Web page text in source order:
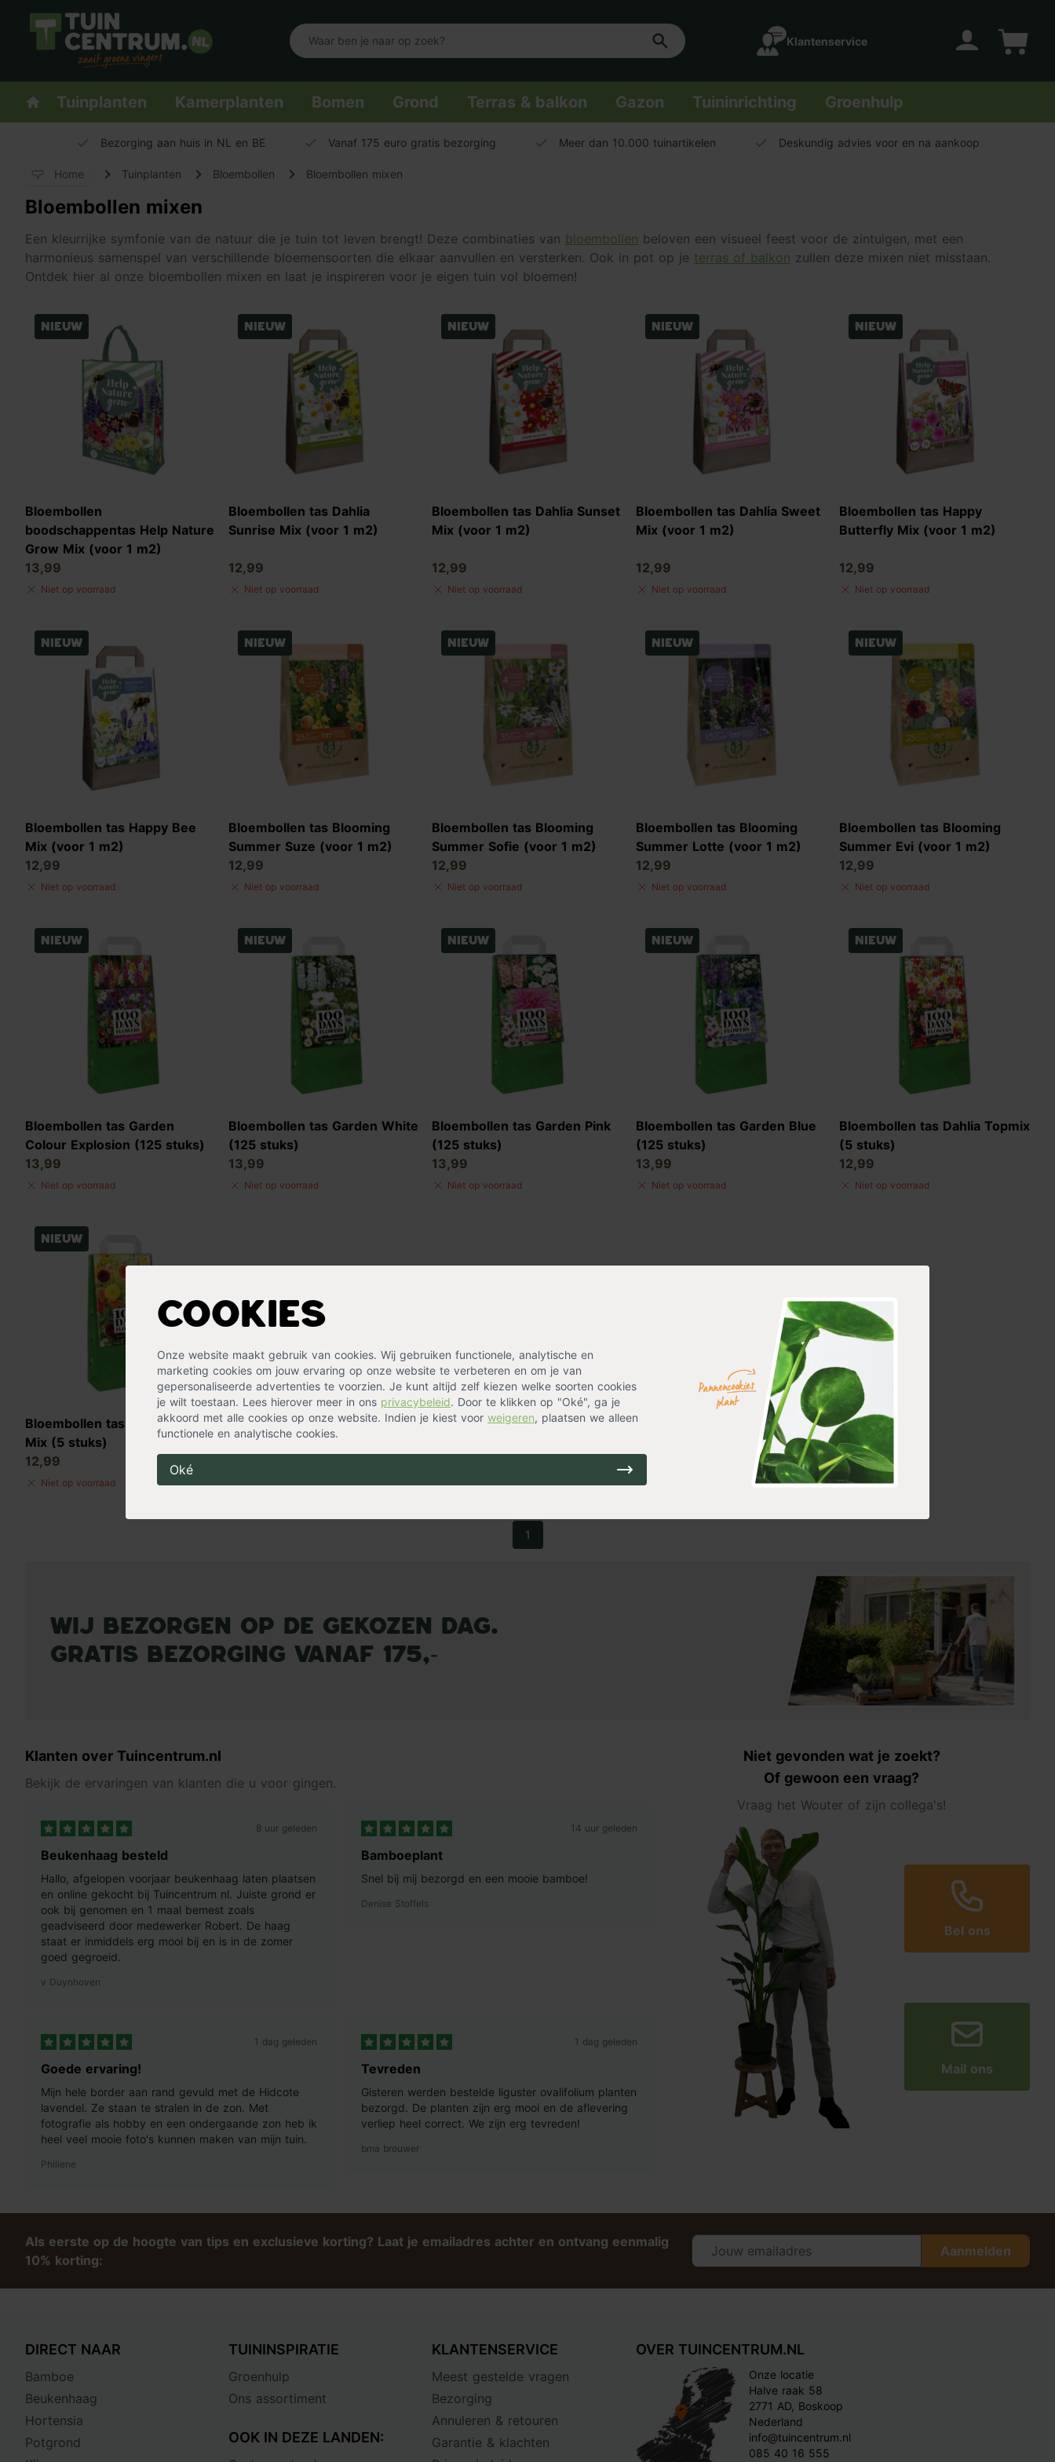
Logo Tuincentrum.nl
Klantenservice
Homepage
Tuinplanten Kamerplanten Bomen Grond Terras & balkon Gazon Tuininrichting Groenhulp
Cookies
Onze website maakt gebruik van cookies. Wij gebruiken functionele, analytische en
marketing cookies om jouw ervaring op onze website te verbeteren en om je van
gepersonaliseerde advertenties te voorzien. Je kunt altijd zelf kiezen welke soorten cookies
je wilt toestaan. Lees hierover meer in ons privacybeleid. Door te klikken op "Oké", ga je
akkoord met alle cookies op onze website. Indien je kiest voor weigeren, plaatsen we alleen
functionele en analytische cookies.
Oké
Bezorging aan huis in NL en BE Vanaf 175 euro gratis bezorging Meer dan 10.000 tuinartikelen Deskundig advies voor en na aankoop
Home Tuinplanten Bloembollen Bloembollen mixen
Bloembollen mixen
Een kleurrijke symfonie van de natuur die je tuin tot leven brengt! Deze combinaties van bloembollen beloven een visueel feest voor de zintuigen, met een
harmonieus samenspel van verschillende bloemensoorten die elkaar aanvullen en versterken. Ook in pot op je terras of balkon zullen deze mixen niet misstaan.
Ontdek hier al onze bloembollen mixen en laat je inspireren voor je eigen tuin vol bloemen!
Nieuw
Bloembollen
boodschappentas Help Nature
Grow Mix (voor 1 m2)
13,99
Niet op voorraad
Nieuw
Bloembollen tas Dahlia
Sunrise Mix (voor 1 m2)
12,99
Niet op voorraad
Nieuw
Bloembollen tas Dahlia Sunset
Mix (voor 1 m2)
12,99
Niet op voorraad
Nieuw
Bloembollen tas Dahlia Sweet
Mix (voor 1 m2)
12,99
Niet op voorraad
Nieuw
Bloembollen tas Happy
Butterfly Mix (voor 1 m2)
12,99
Niet op voorraad
Nieuw
Bloembollen tas Happy Bee
Mix (voor 1 m2)
12,99
Niet op voorraad
Nieuw
Bloembollen tas Blooming
Summer Suze (voor 1 m2)
12,99
Niet op voorraad
Nieuw
Bloembollen tas Blooming
Summer Sofie (voor 1 m2)
12,99
Niet op voorraad
Nieuw
Bloembollen tas Blooming
Summer Lotte (voor 1 m2)
12,99
Niet op voorraad
Nieuw
Bloembollen tas Blooming
Summer Evi (voor 1 m2)
12,99
Niet op voorraad
Nieuw
Bloembollen tas Garden
Colour Explosion (125 stuks)
13,99
Niet op voorraad
Nieuw
Bloembollen tas Garden White
(125 stuks)
13,99
Niet op voorraad
Nieuw
Bloembollen tas Garden Pink
(125 stuks)
13,99
Niet op voorraad
Nieuw
Bloembollen tas Garden Blue
(125 stuks)
13,99
Niet op voorraad
Nieuw
Bloembollen tas Dahlia Topmix
(5 stuks)
12,99
Niet op voorraad
Nieuw
Bloembollen tas Dahlia Deco
Mix (5 stuks)
12,99
Niet op voorraad
1
Wij bezorgen op de gekozen dag.
Gratis bezorging vanaf 175,-
Klanten over Tuincentrum.nl
Bekijk de ervaringen van klanten die u voor gingen.
8 uur geleden
Beukenhaag besteld
Hallo, afgelopen voorjaar beukenhaag laten plaatsen
en online gekocht bij Tuincentrum nl. Juiste grond er
ook bij genomen en 1 maal bemest zoals
geadviseerd door medewerker Robert. De haag
staat er inmiddels erg mooi bij en is in de zomer
goed gegroeid.
v Duynhoven
14 uur geleden
Bamboeplant
Snel bij mij bezorgd en een mooie bamboe!
Denise Stoffels
1 dag geleden
Goede ervaring!
Mijn hele border aan rand gevuld met de Hidcote
lavendel. Ze staan te stralen in de zon. Met
fotografie als hobby en een ondergaande zon heb ik
heel veel mooie foto's kunnen maken van mijn tuin.
Philiene
1 dag geleden
Tevreden
Gisteren werden bestelde liguster ovalifolium planten
bezorgd. De planten zijn erg mooi en de aflevering
verliep heel correct. We zijn erg tevreden!
bma brouwer
Niet gevonden wat je zoekt?
Of gewoon een vraag?
Vraag het Wouter of zijn collega's!
Bel ons
Mail ons
Als eerste op de hoogte van tips en exclusieve korting? Laat je emailadres achter en ontvang eenmalig
10% korting:
Aanmelden
DIRECT NAAR
Bamboe
Beukenhaag
Hortensia
Potgrond
TUININSPIRATIE
Groenhulp
Ons assortiment
OOK IN DEZE LANDEN:
KLANTENSERVICE
Meest gestelde vragen
Bezorging
Annuleren & retouren
Garantie & klachten
OVER TUINCENTRUM.NL
Onze locatie
Halve raak 58
2771 AD, Boskoop
Nederland
info@tuincentrum.nl
085 40 16 555